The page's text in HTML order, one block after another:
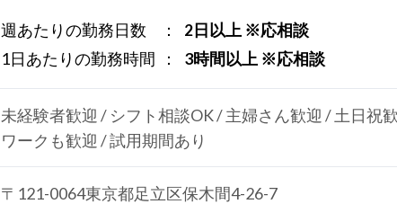
週あたりの勤務日数
2日以上 ※応相談
1日あたりの勤務時間
3時間以上 ※応相談
未経験者歓迎 / シフト相談OK / 主婦さん歓迎 / 土日祝
ワークも歓迎 / 試用期間あり
〒121-0064東京都足立区保木間4-26-7